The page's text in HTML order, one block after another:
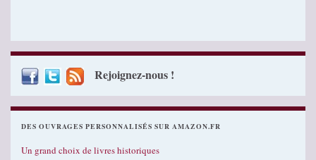
Rejoignez-nous !
DES OUVRAGES PERSONNALISÉS SUR AMAZON.FR
Un grand choix de livres historiques